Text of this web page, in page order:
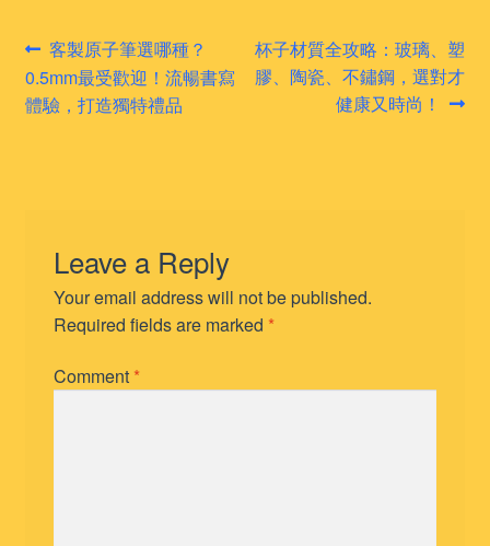
Post
navigation
Previous
post:
客製原子筆選哪種？
0.5mm最受歡迎！流暢書寫
體驗，打造獨特禮品
Next
post:
杯子材質全攻略：玻璃、塑
膠、陶瓷、不鏽鋼，選對才
健康又時尚！
Leave a Reply
Your email address will not be published.
Required fields are marked *
Comment *